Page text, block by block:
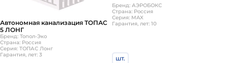
Автономная канализация ТОПАС
5 ЛОНГ
Бренд: Топол-Эко
Страна: Россия
Серия: ТОПАС Лонг
Гарантия, лет: 3
Бренд: АЭРОБОКС
Страна: Россия
Серия: MAX
Гарантия, лет: 10
шт.